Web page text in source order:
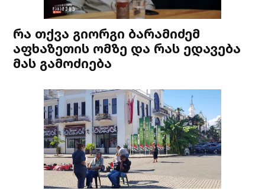
რა თქვა გიორგი ბარამიძემ
აფხაზეთის ომზე და რას ედავება
მას გამოძიება